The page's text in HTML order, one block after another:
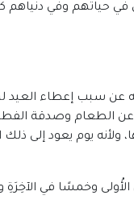
حياتهم وفي دنياهم
سبب إعطاء العيد
عن الطعام وصدقة
ولأنه يوم يعود إلى
وخمسًا في الآخِرَةِ